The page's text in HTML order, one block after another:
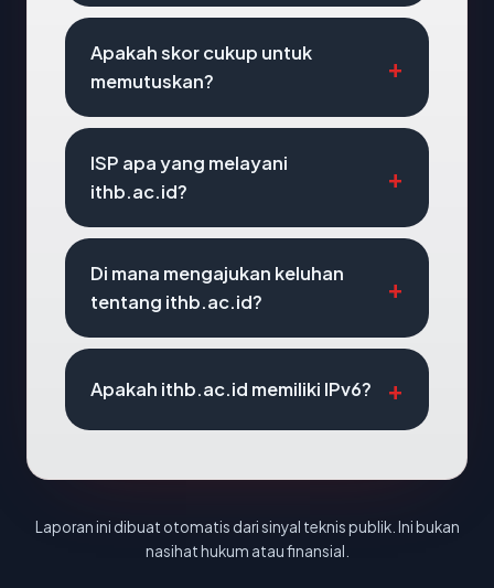
Apakah skor cukup untuk
memutuskan?
ISP apa yang melayani
ithb.ac.id?
Di mana mengajukan keluhan
tentang ithb.ac.id?
Apakah ithb.ac.id memiliki IPv6?
Laporan ini dibuat otomatis dari sinyal teknis publik. Ini bukan
nasihat hukum atau finansial.